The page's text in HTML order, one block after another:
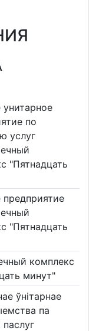
унитарное
по
услуг
"Пятнадцать
предприятие
"Пятнадцать
комплекс
минут"
ўнітарнае
па
паслуг